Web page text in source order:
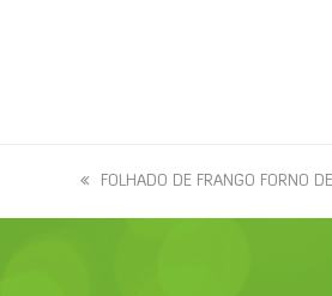
previous
FOLHADO DE FRANGO FORNO